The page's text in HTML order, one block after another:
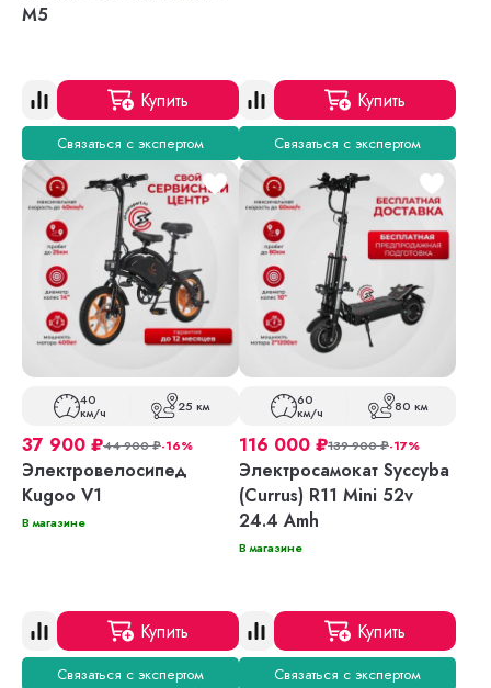
M5
Купить
Связаться с экспертом
Купить
Связаться с экспертом
40
км/ч 25 км
37 900 ₽44 900₽-16%
Электровелосипед
Kugoo V1
В магазине
Купить
Связаться с экспертом
60
км/ч 80 км
116 000 ₽139 900₽-17%
Электросамокат Syccyba
(Currus) R11 Mini 52v
24.4 Amh
В магазине
Купить
Связаться с экспертом